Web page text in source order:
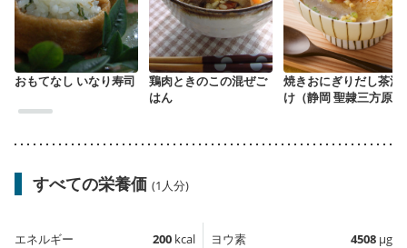
おもてなし いなり寿司
鶏肉ときのこの混ぜご
はん
焼きおにぎりだし茶漬
け（静岡 聖隷三方原病
すべての栄養価 (1人分)
エネルギー 200 kcal
ヨウ素 4508 µg